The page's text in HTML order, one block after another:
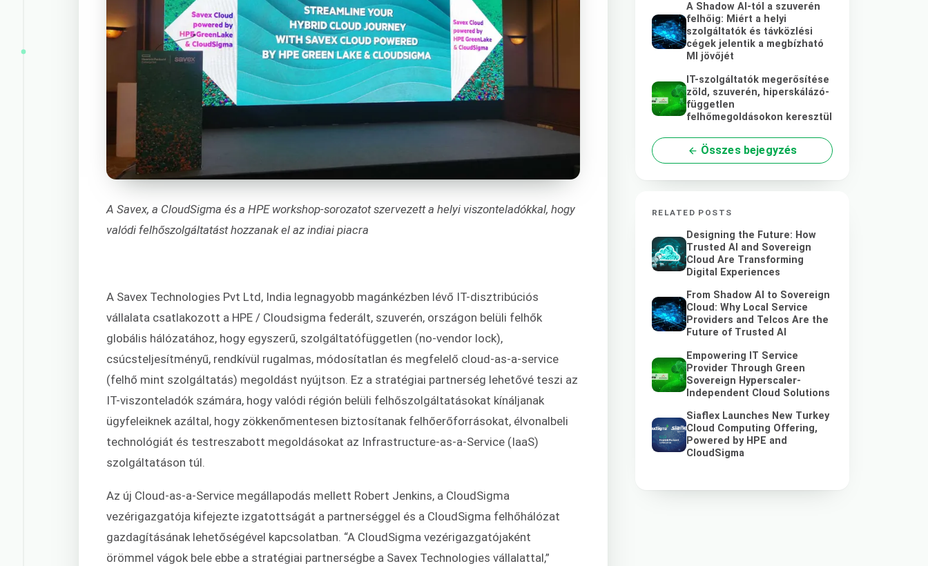
A Savex, a CloudSigma és a HPE workshop-sorozatot szervezett a helyi viszonteladókkal, hogy
valódi felhőszolgáltatást hozzanak el az indiai piacra
A Savex Technologies Pvt Ltd, India legnagyobb magánkézben lévő IT-disztribúciós
vállalata csatlakozott a HPE / Cloudsigma federált, szuverén, országon belüli felhők
globális hálózatához, hogy egyszerű, szolgáltatófüggetlen (no-vendor lock),
csúcsteljesítményű, rendkívül rugalmas, módosítatlan és megfelelő cloud-as-a-service
(felhő mint szolgáltatás) megoldást nyújtson. Ez a stratégiai partnerség lehetővé teszi az
IT-viszonteladók számára, hogy valódi régión belüli felhőszolgáltatásokat kínáljanak
ügyfeleiknek azáltal, hogy zökkenőmentesen biztosítanak felhőerőforrásokat, élvonalbeli
technológiát és testreszabott megoldásokat az Infrastructure-as-a-Service (IaaS)
szolgáltatáson túl.
Az új Cloud-as-a-Service megállapodás mellett Robert Jenkins, a CloudSigma
vezérigazgatója kifejezte izgatottságát a partnerséggel és a CloudSigma felhőhálózat
gazdagításának lehetőségével kapcsolatban. “A CloudSigma vezérigazgatójaként
örömmel vágok bele ebbe a stratégiai partnerségbe a Savex Technologies vállalattal,”
A Shadow AI-tól a szuverén
felhőig: Miért a helyi
szolgáltatók és távközlési
cégek jelentik a megbízható
MI jövőjét
IT-szolgáltatók megerősítése
zöld, szuverén, hiperskálázó-
független
felhőmegoldásokon keresztül
Összes bejegyzés
RELATED POSTS
Designing the Future: How
Trusted AI and Sovereign
Cloud Are Transforming
Digital Experiences
From Shadow AI to Sovereign
Cloud: Why Local Service
Providers and Telcos Are the
Future of Trusted AI
Empowering IT Service
Provider Through Green
Sovereign Hyperscaler-
Independent Cloud Solutions
Siaflex Launches New Turkey
Cloud Computing Offering,
Powered by HPE and
CloudSigma